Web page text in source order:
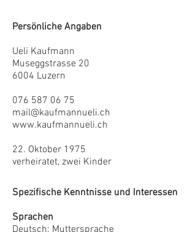
Persönliche Angaben
Ueli Kaufmann
Museggstrasse 20
6004 Luzern
076 587 06 75
mail@kaufmannueli.ch
www.kaufmannueli.ch
22. Oktober 1975
verheiratet, zwei Kinder
Spezifische Kenntnisse und Interessen
Sprachen
Deutsch: Muttersprache